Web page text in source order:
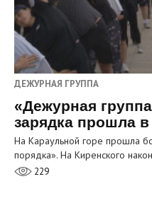
ДЕЖУРНАЯ ГРУППА
«Дежурная
зарядка прошла
На Караульной горе прошла
порядка». На Киренского
229